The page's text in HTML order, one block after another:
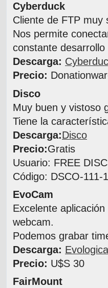
Cyberduck
Cliente de FTP muy
Nos permite
constante
Descarga:
Precio:
Disco
Muy buen y vistoso
Tiene la
Descarga:Disco
Precio:Gratis
Usuario: FREE
Código: DSCO-111-
EvoCam
Excelente
webcam.
Podemos grabar
Descarga:
Precio: U$S 30
FairMount